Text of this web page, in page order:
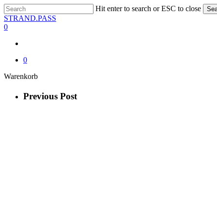
Skip
to
main
Hit enter to search or ESC to close
Close
Search
STRAND.PASS
0
0
WarenkorbClose
Previous Post